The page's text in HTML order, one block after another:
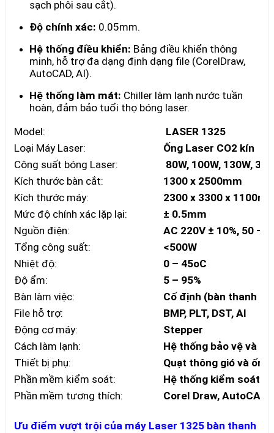
sạch phôi sau cắt).
Độ chính xác: 0.05mm.
Hệ thống điều khiển: Bảng điều khiển thông
minh, hỗ trợ đa dạng định dạng file (CorelDraw,
AutoCAD, AI).
Hệ thống làm mát: Chiller làm lạnh nước tuần
hoàn, đảm bảo tuổi thọ bóng laser.
Model:
LASER 1325
Loại Máy Laser:
Ống Laser CO2 kín
Công suất bóng Laser:
80W, 100W, 130W,
Kích thước bàn cắt:
1300 x 2500mm
Kích thước máy:
2300 x 3300 x
Mức độ chính xác lặp lại:
± 0.5mm
Nguồn điện:
AC 220V ± 10%, 50 –
Tổng công suất:
<500W
Nhiệt độ:
0 – 45oC
Độ ẩm:
5 – 95%
Bàn làm việc:
Cố định (bàn thanh
File hỗ trợ:
BMP, PLT, DST, AI
Động cơ máy:
Stepper
Cách làm lạnh:
Hệ thống bảo vệ và
Thiết bị phụ:
Quạt thông gió và ống
Phần mềm kiểm soát:
Hệ thống kiểm soát
Phần mềm tương thích:
Corel Draw,
Ưu điểm vượt trội của máy Laser 1325 bàn thanh